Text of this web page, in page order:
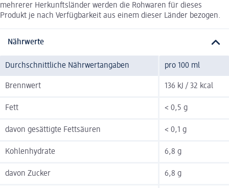
mehrerer Herkunftsländer werden die Rohwaren für dieses
Produkt je nach Verfügbarkeit aus einem dieser Länder bezogen.
Nährwerte
Durchschnittliche Nährwertangaben pro 100 ml
Brennwert 136 kJ / 32 kcal
Fett < 0,5 g
davon gesättigte Fettsäuren < 0,1 g
Kohlenhydrate 6,8 g
davon Zucker 6,8 g